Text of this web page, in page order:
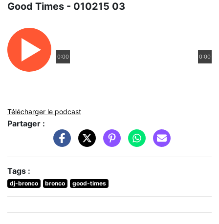
Good Times - 010215 03
0:00 0:00
Télécharger le podcast
Partager :
Tags :
dj-bronco bronco good-times